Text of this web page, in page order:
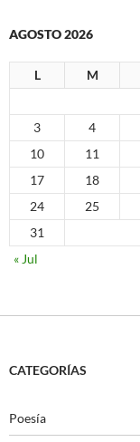
AGOSTO 2026
L M
3
4
10
11
17
18
24
25
31
« Jul
CATEGORÍAS
Poesía